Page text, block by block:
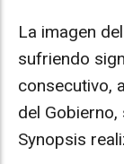
La imagen
sufriendo
consecutivo,
del
Synopsis